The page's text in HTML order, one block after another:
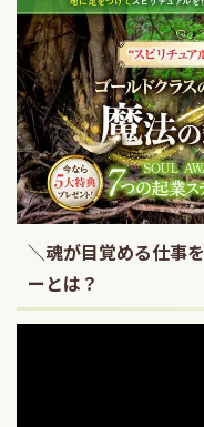
＼魂が目覚める仕事
ーとは？